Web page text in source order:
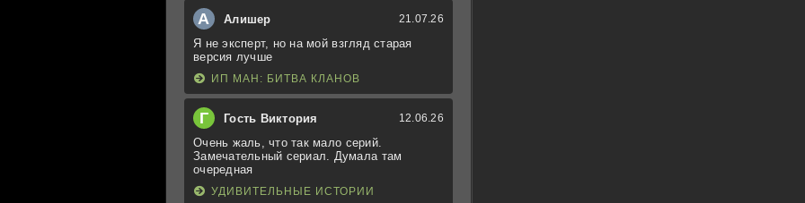
А Алишер 21.07.26
Я не эксперт, но на мой взгляд старая
версия лучше
ИП МАН: БИТВА КЛАНОВ
Г Гость Виктория 12.06.26
Очень жаль, что так мало серий.
Замечательный сериал. Думала там
очередная
УДИВИТЕЛЬНЫЕ ИСТОРИИ